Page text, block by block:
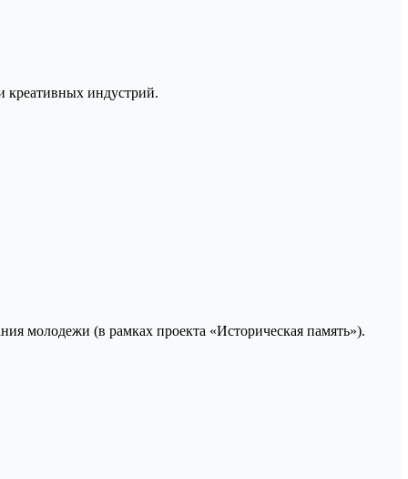
креативных индустрий.
молодежи (в рамках проекта «Историческая память»).